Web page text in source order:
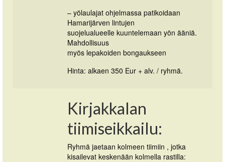
– yölaulajat ohjelmassa patikoidaan
Hamarijärven lintujen
suojelualueelle kuuntelemaan yön ääniä.
Mahdollisuus
myös lepakoiden bongaukseen
Hinta: alkaen 350 Eur + alv. / ryhmä.
Kirjakkalan
tiimiseikkailu:
Ryhmä jaetaan kolmeen tiimiin , jotka
kisailevat keskenään kolmella rastilla: